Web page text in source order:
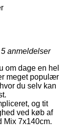
5 anmeldelser
om dage en hel
meget populær
du selv kan
og tit
ved køb af
Mix 7x140cm.